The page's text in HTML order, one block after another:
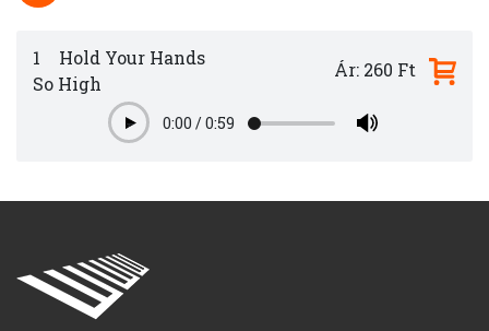
1
Hold Your Hands
So High
Play0:00 /0:59
Ár: 260 Ft